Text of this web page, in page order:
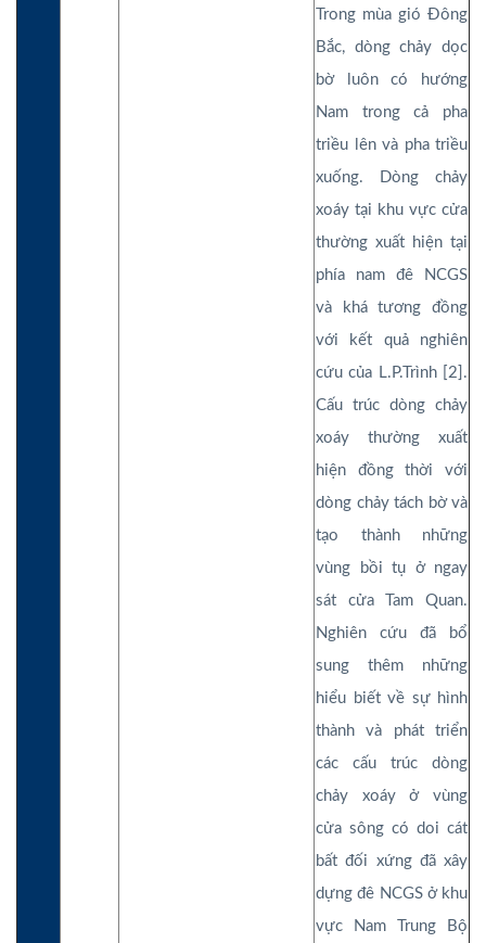
Trong mùa gió Đông
Bắc, dòng chảy dọc
bờ luôn có hướng
Nam trong cả pha
triều lên và pha triều
xuống. Dòng chảy
xoáy tại khu vực cửa
thường xuất hiện tại
phía nam đê NCGS
và khá tương đồng
với kết quả nghiên
cứu của L.P.Trình [2].
Cấu trúc dòng chảy
xoáy thường xuất
hiện đồng thời với
dòng chảy tách bờ và
tạo thành những
vùng bồi tụ ở ngay
sát cửa Tam Quan.
Nghiên cứu đã bổ
sung thêm những
hiểu biết về sự hình
thành và phát triển
các cấu trúc dòng
chảy xoáy ở vùng
cửa sông có doi cát
bất đối xứng đã xây
dựng đê NCGS ở khu
vực Nam Trung Bộ